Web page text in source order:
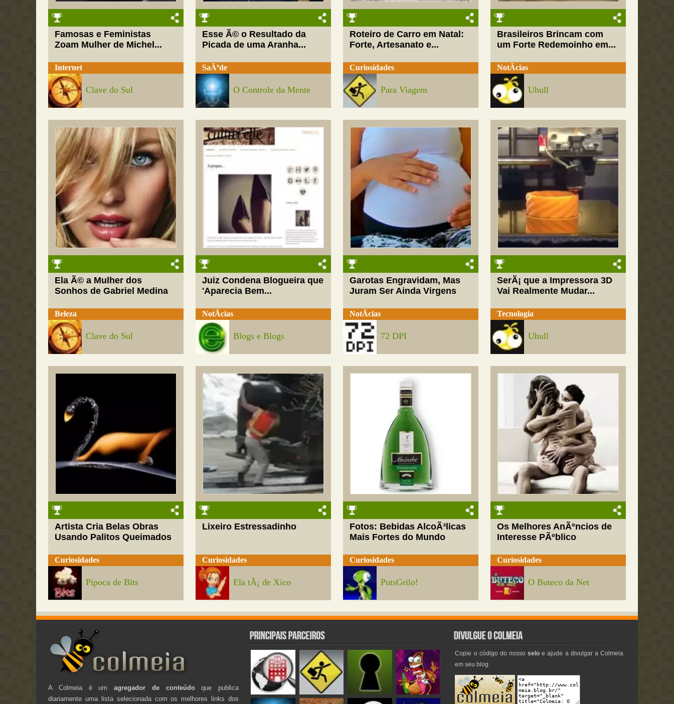
Famosas e Feministas
Zoam Mulher de Michel...
Internet
Clave do Sul
Esse Ã© o Resultado da
Picada de uma Aranha...
SaÃºde
O Controle da Mente
Roteiro de Carro em Natal:
Forte, Artesanato e...
Curiosidades
Para Viagem
Brasileiros Brincam com
um Forte Redemoinho em...
NotÃ­cias
Uhull
Ela Ã© a Mulher dos
Sonhos de Gabriel Medina
Beleza
Clave do Sul
Juiz Condena Blogueira que
'Aparecia Bem...
NotÃ­cias
Blogs e Blogs
Garotas Engravidam, Mas
Juram Ser Ainda Virgens
NotÃ­cias
72 DPI
SerÃ¡ que a Impressora 3D
Vai Realmente Mudar...
Tecnologia
Uhull
Artista Cria Belas Obras
Usando Palitos Queimados
Curiosidades
Pipoca de Bits
Lixeiro Estressadinho
Curiosidades
Ela tÃ¡ de Xico
Fotos: Bebidas AlcoÃ³licas
Mais Fortes do Mundo
Curiosidades
PutsGrilo!
Os Melhores AnÃºncios de
Interesse PÃºblico
Curiosidades
O Buteco da Net
A Colmeia é umagregador de conteúdoque publica
diariamente uma lista selecionada com os melhores links dos
Copie o código do nossoselo e ajude a divulgar a Colmeia
em seu blog.